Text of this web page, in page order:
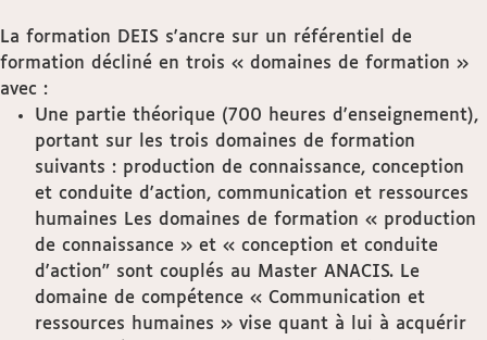
La formation DEIS s'ancre sur un référentiel de
formation décliné en trois « domaines de formation »
avec :
Une partie théorique (700 heures d'enseignement),
portant sur les trois domaines de formation
suivants : production de connaissance, conception
et conduite d'action, communication et ressources
humaines Les domaines de formation « production
de connaissance » et « conception et conduite
d'action" sont couplés au Master ANACIS. Le
domaine de compétence « Communication et
ressources humaines » vise quant à lui à acquérir